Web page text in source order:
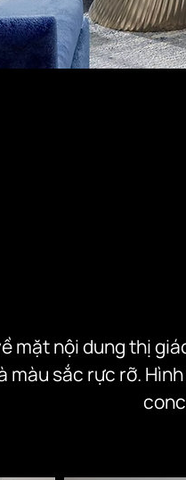
mặt nội dung thị
màu sắc rực rỡ.